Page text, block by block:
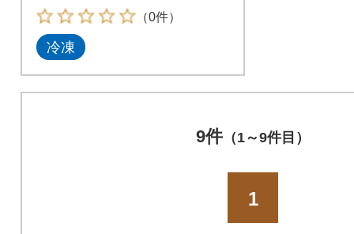
（0件）
冷凍
9件（1～9件目）
1